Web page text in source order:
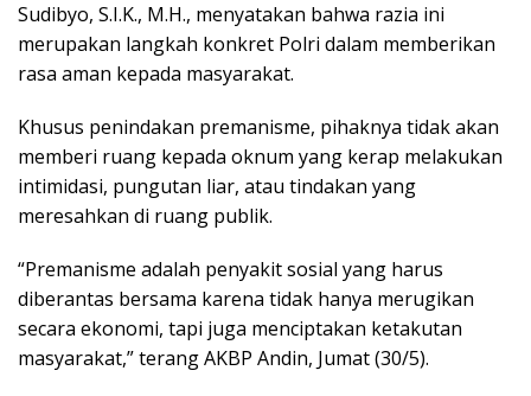
Sudibyo, S.I.K., M.H., menyatakan bahwa razia ini
merupakan langkah konkret Polri dalam memberikan
rasa aman kepada masyarakat.
Khusus penindakan premanisme, pihaknya tidak akan
memberi ruang kepada oknum yang kerap melakukan
intimidasi, pungutan liar, atau tindakan yang
meresahkan di ruang publik.
“Premanisme adalah penyakit sosial yang harus
diberantas bersama karena tidak hanya merugikan
secara ekonomi, tapi juga menciptakan ketakutan
masyarakat,” terang AKBP Andin, Jumat (30/5).